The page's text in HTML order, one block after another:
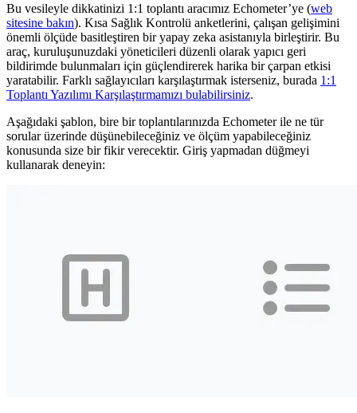
Bu vesileyle dikkatinizi 1:1 toplantı aracımız Echometer’ye (web
sitesine bakın). Kısa Sağlık Kontrolü anketlerini, çalışan gelişimini
önemli ölçüde basitleştiren bir yapay zeka asistanıyla birleştirir. Bu
araç, kuruluşunuzdaki yöneticileri düzenli olarak yapıcı geri
bildirimde bulunmaları için güçlendirerek harika bir çarpan etkisi
yaratabilir. Farklı sağlayıcıları karşılaştırmak isterseniz, burada 1:1
Toplantı Yazılımı Karşılaştırmamızı bulabilirsiniz.
Aşağıdaki şablon, bire bir toplantılarınızda Echometer ile ne tür
sorular üzerinde düşünebileceğiniz ve ölçüm yapabileceğiniz
konusunda size bir fikir verecektir. Giriş yapmadan düğmeyi
kullanarak deneyin: